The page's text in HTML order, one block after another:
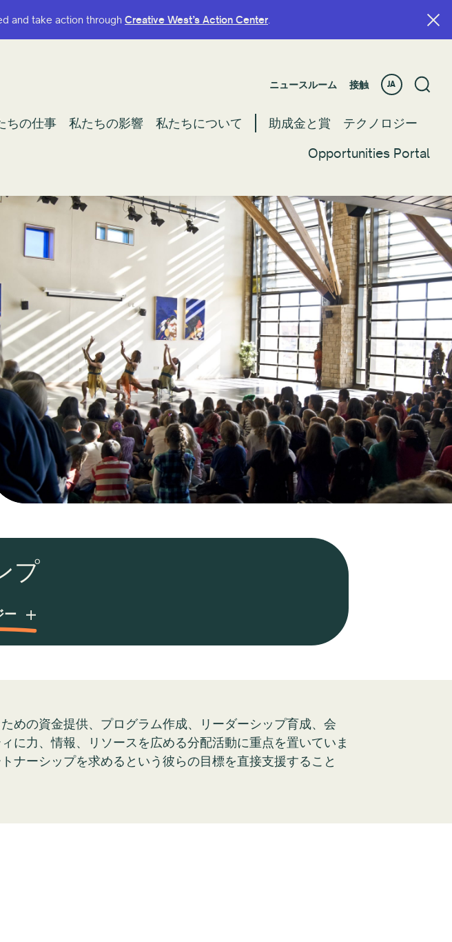
and take action through Creative West’s Action Center.
ニュースルーム 接触 JA
ちの仕事 私たちの影響 私たちについて 助成金と賞
テクノロジー
Opportunities Portal
and take action through Creative West’s Action Center.
ニュースルーム 接触 JA
ちの仕事 私たちの影響 私たちについて 助成金と賞
テクノロジー
Opportunities Portal
プ
めの資金提供、プログラム作成、リーダーシップ育成、会
に力、情報、リソースを広める分配活動に重点を置いていま
ナーシップを求めるという彼らの目標を直接支援すること